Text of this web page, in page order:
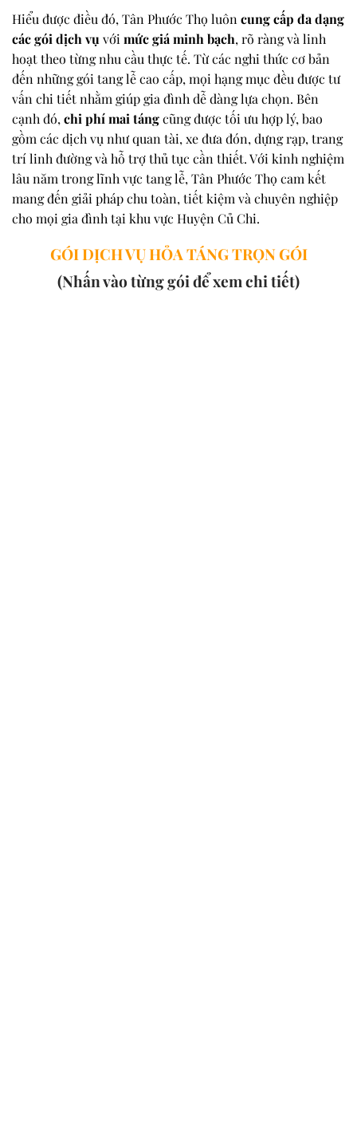
Hiểu được điều đó, Tân Phước Thọ luôn cung cấp đa dạng
các gói dịch vụ với mức giá minh bạch, rõ ràng và linh
hoạt theo từng nhu cầu thực tế. Từ các nghi thức cơ bản
đến những gói tang lễ cao cấp, mọi hạng mục đều được tư
vấn chi tiết nhằm giúp gia đình dễ dàng lựa chọn. Bên
cạnh đó, chi phí mai tángcũng được tối ưu hợp lý, bao
gồm các dịch vụ như quan tài, xe đưa đón, dựng rạp, trang
trí linh đường và hỗ trợ thủ tục cần thiết. Với kinh nghiệm
lâu năm trong lĩnh vực tang lễ, Tân Phước Thọ cam kết
mang đến giải pháp chu toàn, tiết kiệm và chuyên nghiệp
cho mọi gia đình tại khu vực Huyện Củ Chi.
GÓI DỊCH VỤ HỎA TÁNG TRỌN GÓI
(Nhấn vào từng gói để xem chi tiết)